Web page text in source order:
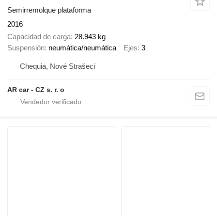
Semirremolque plataforma
2016
Capacidad de carga 28.943 kg
Suspensión neumática/neumática Ejes 3
Chequia, Nové Strašecí
AR car - CZ s. r. o